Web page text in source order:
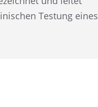
Testung eines